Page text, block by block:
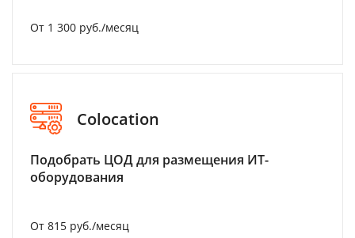
От 1 300 руб./месяц
Colocation
Подобрать ЦОД для размещения ИТ-
оборудования
От 815 руб./месяц